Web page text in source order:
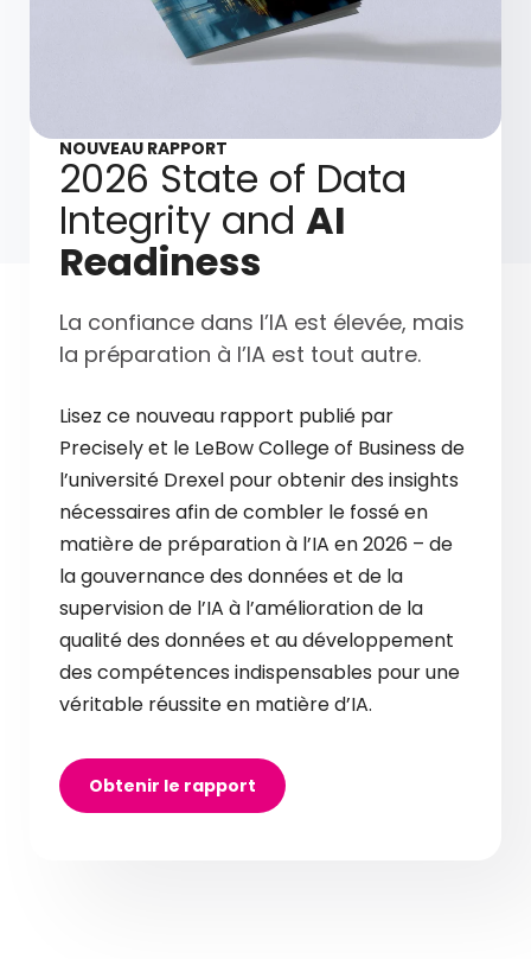
NOUVEAU RAPPORT
2026 State of Data
Integrity and AI
Readiness
La confiance dans l’IA est élevée, mais
la préparation à l’IA est tout autre.
Lisez ce nouveau rapport publié par
Precisely et le LeBow College of Business de
l’université Drexel pour obtenir des insights
nécessaires afin de combler le fossé en
matière de préparation à l’IA en 2026 – de
la gouvernance des données et de la
supervision de l’IA à l’amélioration de la
qualité des données et au développement
des compétences indispensables pour une
véritable réussite en matière d’IA.
Obtenir le rapport